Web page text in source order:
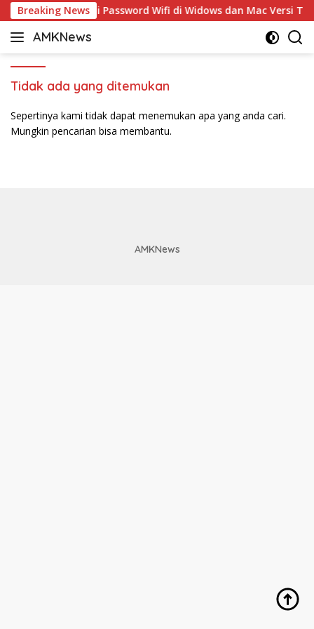
Langsung
ke
konten
Breaking News
5 Cara Ganti Password Wifi di Widows dan Mac Versi
AMKNews
Satu
Informasi
Tidak ada yang ditemukan
Sepertinya kami tidak dapat menemukan apa yang anda cari.
Mungkin pencarian bisa membantu.
AMKNews